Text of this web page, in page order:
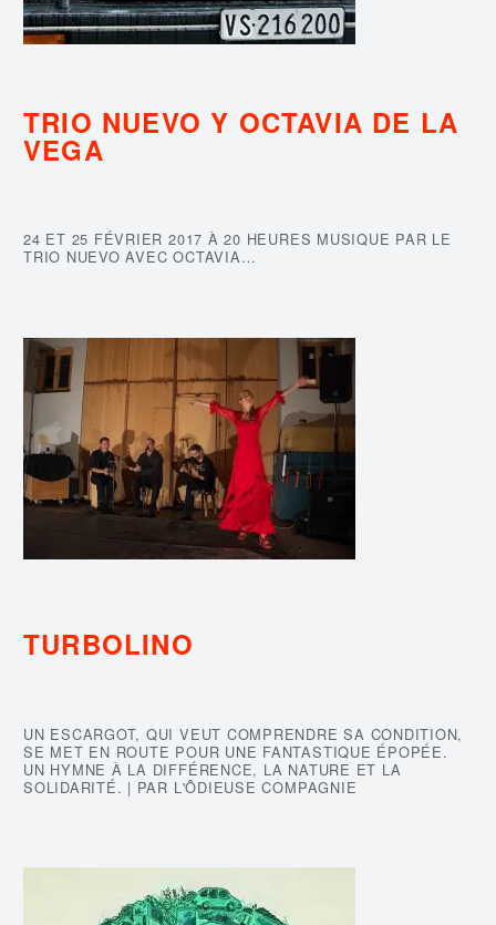
TRIO NUEVO Y OCTAVIA DE LA
VEGA
24 ET 25 FÉVRIER 2017 À 20 HEURES MUSIQUE PAR LE
TRIO NUEVO AVEC OCTAVIA…
TURBOLINO
UN ESCARGOT, QUI VEUT COMPRENDRE SA CONDITION,
SE MET EN ROUTE POUR UNE FANTASTIQUE ÉPOPÉE.
UN HYMNE À LA DIFFÉRENCE, LA NATURE ET LA
SOLIDARITÉ. | PAR L'ÔDIEUSE COMPAGNIE